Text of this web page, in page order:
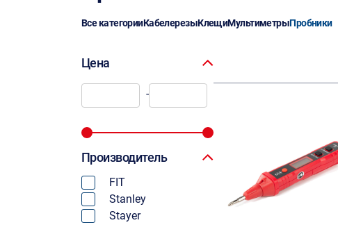
Все категорииКабелерезыКлещиМультиметрыПробники
Цена
-
Производитель
FIT
Stanley
Stayer